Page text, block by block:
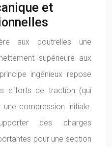
et
aux poutrelles une
supérieure aux
ingénieux repose
efforts de traction (qui
compression initiale.
des charges
pour une section